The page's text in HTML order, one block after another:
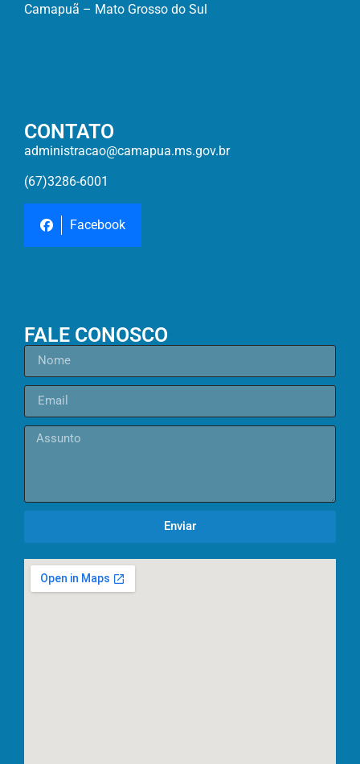
Camapuã – Mato Grosso do Sul
CONTATO
administracao@camapua.ms.gov.br
(67)3286-6001
Facebook
FALE CONOSCO
Enviar